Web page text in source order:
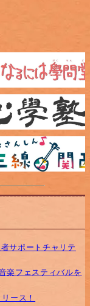
サポートチャリテ
楽フェスティバルを
ース！